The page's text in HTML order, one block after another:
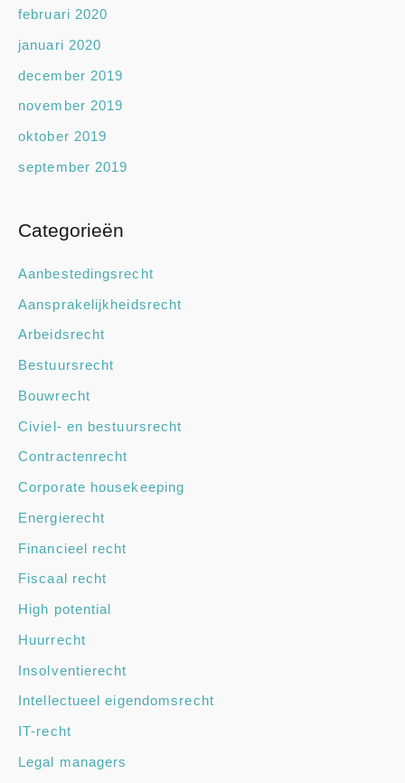
februari 2020
januari 2020
december 2019
november 2019
oktober 2019
september 2019
Categorieën
Aanbestedingsrecht
Aansprakelijkheidsrecht
Arbeidsrecht
Bestuursrecht
Bouwrecht
Civiel- en bestuursrecht
Contractenrecht
Corporate housekeeping
Energierecht
Financieel recht
Fiscaal recht
High potential
Huurrecht
Insolventierecht
Intellectueel eigendomsrecht
IT-recht
Legal managers